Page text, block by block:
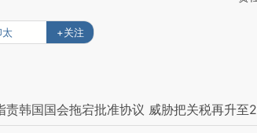
太 +关注
责韩国国会拖宕批准协议 威胁把关税再升至